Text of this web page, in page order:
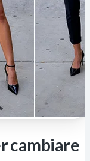
cambiare